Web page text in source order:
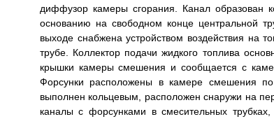
диффузор камеры сгорания. Канал образован
основанию на свободном конце центральной
выходе снабжена устройством воздействия на
трубе. Коллектор подачи жидкого топлива
крышки камеры смешения и сообщается с
Форсунки расположены в камере смешения по
выполнен кольцевым, расположен снаружи на
каналы с форсунками в смесительных